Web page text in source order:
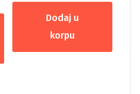
Dodaj u
korpu